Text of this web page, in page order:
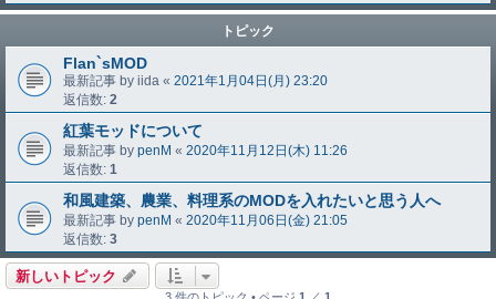
トピック
Flan`sMOD
最新記事 by iida « 2021年1月04日(月) 23:20
返信数: 2
紅葉モッドについて
最新記事 by penM « 2020年11月12日(木) 11:26
返信数: 1
和風建築、農業、料理系のMODを入れたいと思う人へ
最新記事 by penM « 2020年11月06日(金) 21:05
返信数: 3
新しいトピック